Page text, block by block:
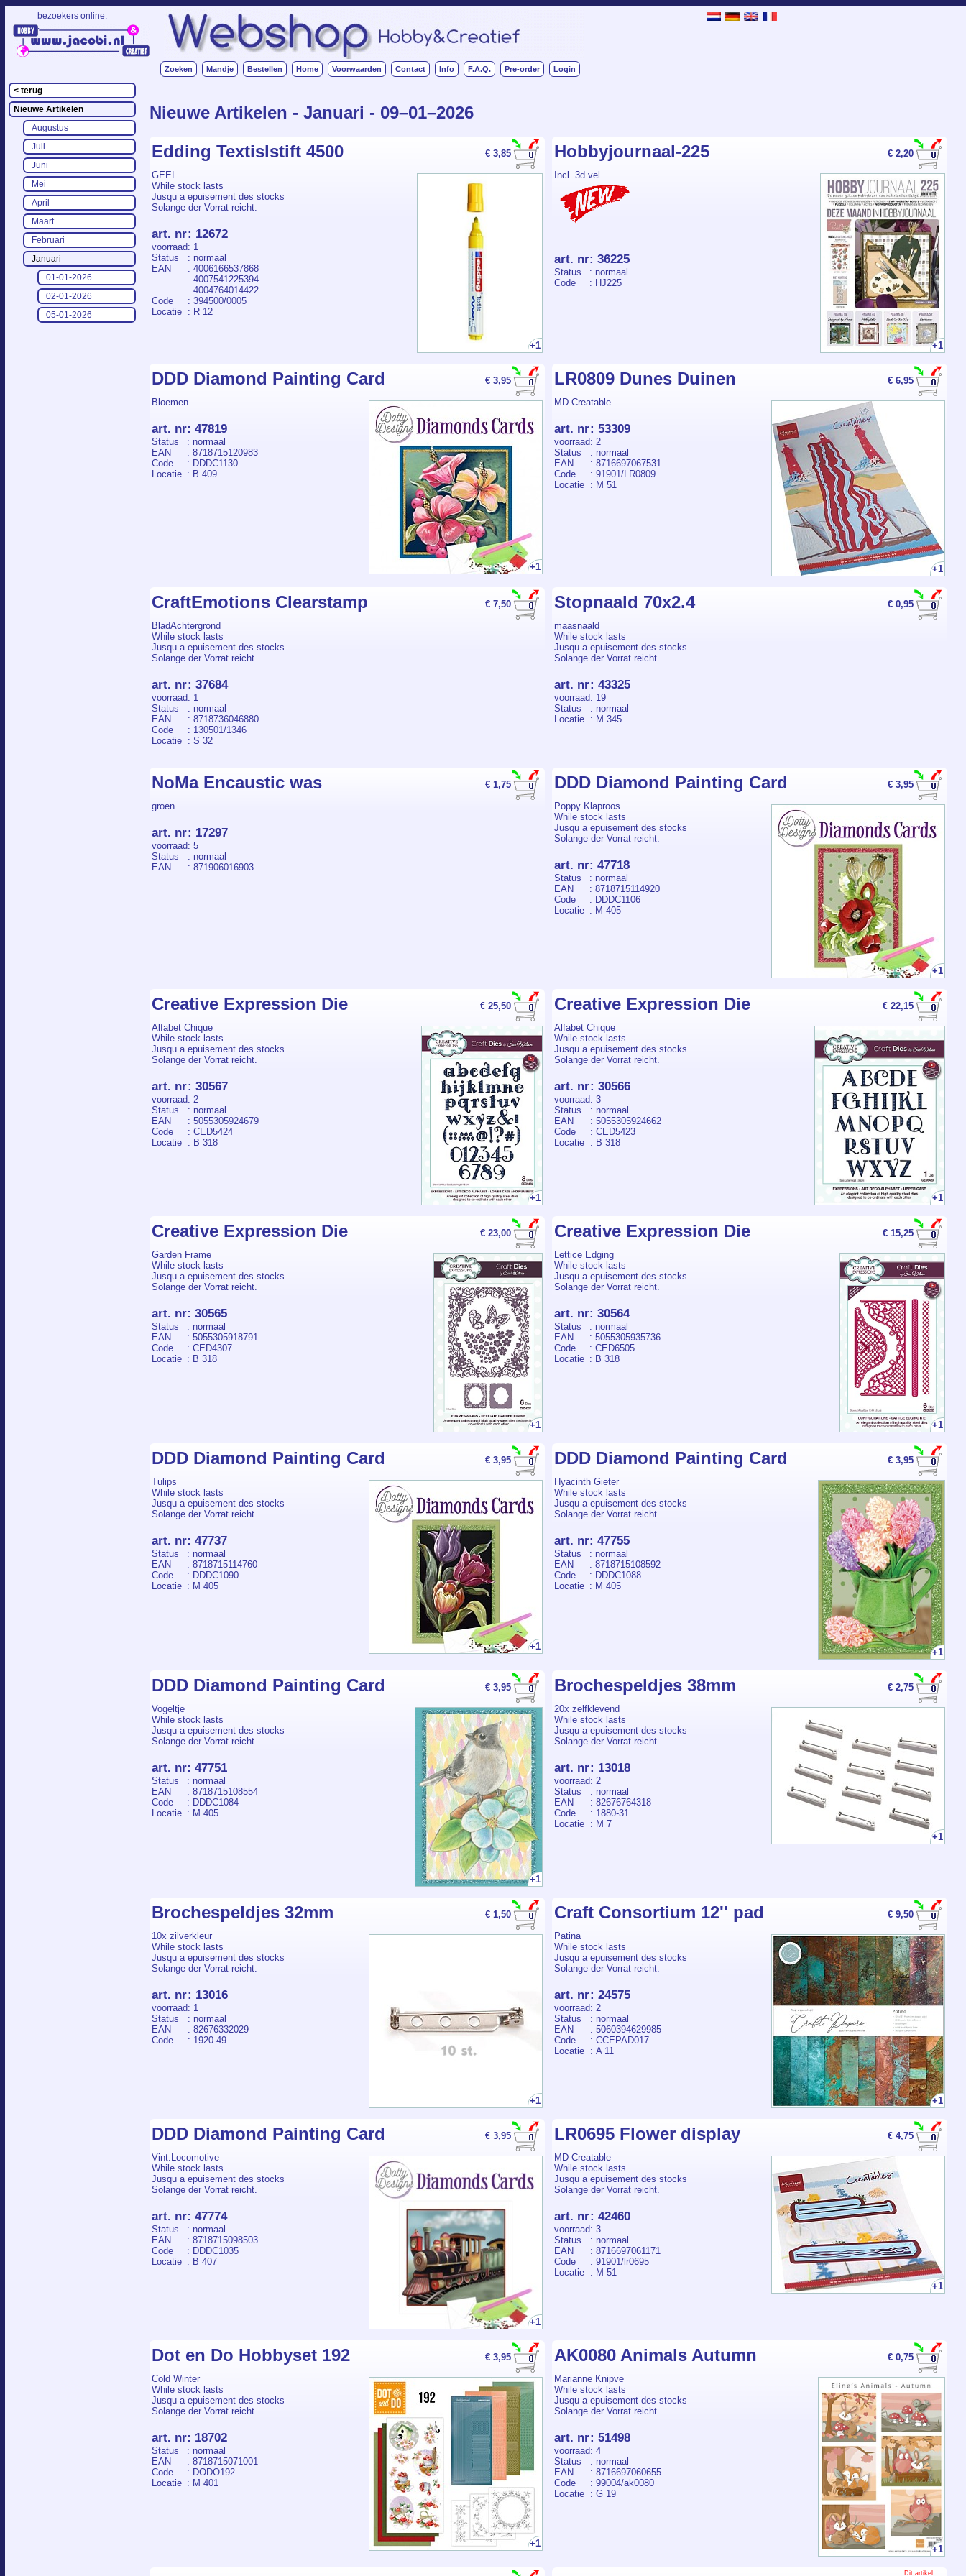
bezoekers online.
.
Zoeken Mandje Bestellen Home Voorwaarden Contact Info F.A.Q. Pre-order Login
< terug
Nieuwe Artikelen
Augustus
Juli
Juni
Mei
April
Maart
Februari
Januari
01-01-2026
02-01-2026
05-01-2026
Nieuwe Artikelen - Januari - 09–01–2026
€ 3,85
Edding Textislstift 4500
GEEL
+1
While stock lasts
Jusqu a epuisement des stocks
Solange der Vorrat reicht.
art. nr: 12672
voorraad: 1
Status
: normaal
EAN
: 4006166537868
4007541225394
4004764014422
Code
: 394500/0005
Locatie
: R 12
€ 2,20
Hobbyjournaal-225
Incl. 3d vel
+1
art. nr: 36225
Status
: normaal
Code
: HJ225
€ 3,95
DDD Diamond Painting Card
Bloemen
+1
art. nr: 47819
Status
: normaal
EAN
: 8718715120983
Code
: DDDC1130
Locatie : B 409
€ 6,95
LR0809 Dunes Duinen
MD Creatable
+1
art. nr: 53309
voorraad: 2
Status
: normaal
EAN
: 8716697067531
Code
: 91901/LR0809
Locatie
: M 51
€ 7,50
CraftEmotions Clearstamp
BladAchtergrond
While stock lasts
Jusqu a epuisement des stocks
Solange der Vorrat reicht.
art. nr: 37684
voorraad: 1
Status
: normaal
EAN
: 8718736046880
Code
: 130501/1346
Locatie
: S 32
€ 0,95
Stopnaald 70x2.4
maasnaald
While stock lasts
Jusqu a epuisement des stocks
Solange der Vorrat reicht.
art. nr: 43325
voorraad: 19
Status
: normaal
Locatie
: M 345
€ 1,75
NoMa Encaustic was
groen
art. nr: 17297
voorraad: 5
Status
: normaal
EAN
: 871906016903
€ 3,95
DDD Diamond Painting Card
Poppy Klaproos
+1
While stock lasts
Jusqu a epuisement des stocks
Solange der Vorrat reicht.
art. nr: 47718
Status
: normaal
EAN
: 8718715114920
Code
: DDDC1106
Locatie : M 405
€ 25,50
Creative Expression Die
Alfabet Chique
+1
While stock lasts
Jusqu a epuisement des stocks
Solange der Vorrat reicht.
art. nr: 30567
voorraad: 2
Status
: normaal
EAN
: 5055305924679
Code
: CED5424
Locatie
: B 318
€ 22,15
Creative Expression Die
Alfabet Chique
+1
While stock lasts
Jusqu a epuisement des stocks
Solange der Vorrat reicht.
art. nr: 30566
voorraad: 3
Status
: normaal
EAN
: 5055305924662
Code
: CED5423
Locatie
: B 318
€ 23,00
Creative Expression Die
Garden Frame
+1
While stock lasts
Jusqu a epuisement des stocks
Solange der Vorrat reicht.
art. nr: 30565
Status
: normaal
EAN
: 5055305918791
Code
: CED4307
Locatie : B 318
€ 15,25
Creative Expression Die
Lettice Edging
+1
While stock lasts
Jusqu a epuisement des stocks
Solange der Vorrat reicht.
art. nr: 30564
Status
: normaal
EAN
: 5055305935736
Code
: CED6505
Locatie : B 318
€ 3,95
DDD Diamond Painting Card
Tulips
+1
While stock lasts
Jusqu a epuisement des stocks
Solange der Vorrat reicht.
art. nr: 47737
Status
: normaal
EAN
: 8718715114760
Code
: DDDC1090
Locatie : M 405
€ 3,95
DDD Diamond Painting Card
Hyacinth Gieter
+1
While stock lasts
Jusqu a epuisement des stocks
Solange der Vorrat reicht.
art. nr: 47755
Status
: normaal
EAN
: 8718715108592
Code
: DDDC1088
Locatie : M 405
€ 3,95
DDD Diamond Painting Card
Vogeltje
+1
While stock lasts
Jusqu a epuisement des stocks
Solange der Vorrat reicht.
art. nr: 47751
Status
: normaal
EAN
: 8718715108554
Code
: DDDC1084
Locatie : M 405
€ 2,75
Brochespeldjes 38mm
20x zelfklevend
+1
While stock lasts
Jusqu a epuisement des stocks
Solange der Vorrat reicht.
art. nr: 13018
voorraad: 2
Status
: normaal
EAN
: 82676764318
Code
: 1880-31
Locatie
: M 7
€ 1,50
Brochespeldjes 32mm
10x zilverkleur
+1
While stock lasts
Jusqu a epuisement des stocks
Solange der Vorrat reicht.
art. nr: 13016
voorraad: 1
Status
: normaal
EAN
: 82676332029
Code
: 1920-49
€ 9,50
Craft Consortium 12'' pad
Patina
+1
While stock lasts
Jusqu a epuisement des stocks
Solange der Vorrat reicht.
art. nr: 24575
voorraad: 2
Status
: normaal
EAN
: 5060394629985
Code
: CCEPAD017
Locatie
: A 11
€ 3,95
DDD Diamond Painting Card
Vint.Locomotive
+1
While stock lasts
Jusqu a epuisement des stocks
Solange der Vorrat reicht.
art. nr: 47774
Status
: normaal
EAN
: 8718715098503
Code
: DDDC1035
Locatie : B 407
€ 4,75
LR0695 Flower display
MD Creatable
+1
While stock lasts
Jusqu a epuisement des stocks
Solange der Vorrat reicht.
art. nr: 42460
voorraad: 3
Status
: normaal
EAN
: 8716697061171
Code
: 91901/lr0695
Locatie
: M 51
€ 3,95
Dot en Do Hobbyset 192
Cold Winter
+1
While stock lasts
Jusqu a epuisement des stocks
Solange der Vorrat reicht.
art. nr: 18702
Status
: normaal
EAN
: 8718715071001
Code
: DODO192
Locatie : M 401
€ 0,75
AK0080 Animals Autumn
Marianne Knipve
+1
While stock lasts
Jusqu a epuisement des stocks
Solange der Vorrat reicht.
art. nr: 51498
voorraad: 4
Status
: normaal
EAN
: 8716697060655
Code
: 99004/ak0080
Locatie
: G 19
Dit artikel